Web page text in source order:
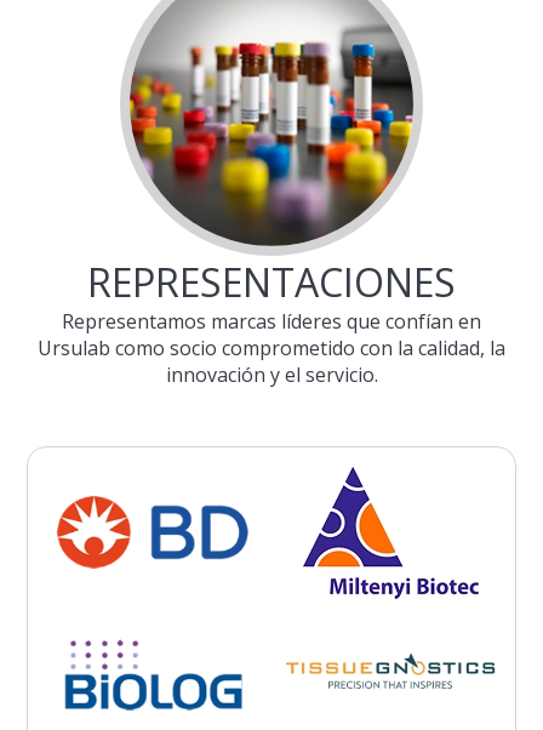
REPRESENTACIONES
Representamos marcas líderes que confían en
Ursulab como socio comprometido con la calidad, la
innovación y el servicio.